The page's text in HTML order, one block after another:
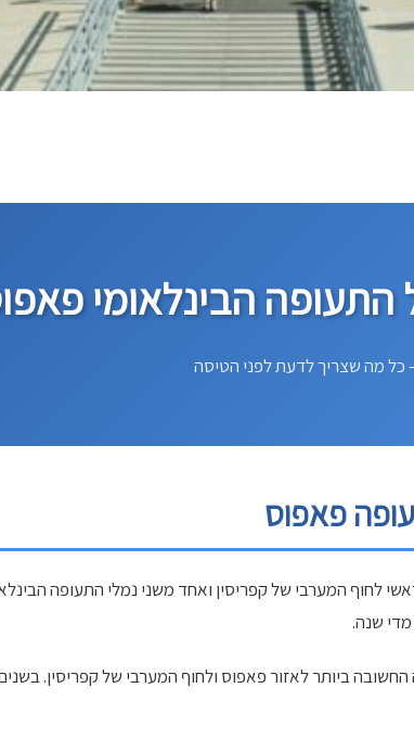
התעופה הבינלאומי
כל מה שצריך לדעת לפני הטיסה
פאפוס
מדי שנה.
לנקודת הכניסה החשובה ביותר לאזור פאפוס ולחוף המערבי של